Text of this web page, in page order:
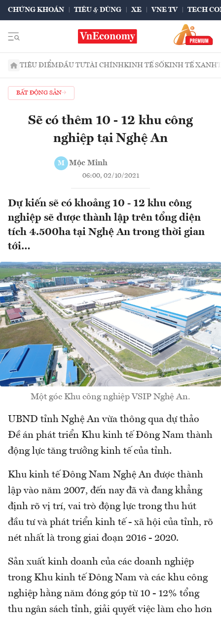
CHỨNG KHOÁN TIÊU & DÙNG XE VNE TV TECH
TIÊU ĐIỂMĐẦU TƯTÀI CHÍNHKINH TẾ SỐKINH TẾ XANH
BẤT ĐỘNG SẢN
Sẽ có thêm 10 - 12 khu công
nghiệp tại Nghệ An
M Mộc Minh
06:00, 02/10/2021
Dự kiến sẽ có khoảng 10 - 12 khu công
nghiệp sẽ được thành lập trên tổng diện
tích 4.500ha tại Nghệ An trong thời gian
tới…
Một góc Khu công nghiệp VSIP Nghệ An.
UBND tỉnh Nghệ An vừa thông qua dự thảo
Đề án phát triển Khu kinh tế Đông Nam thành
động lực tăng trưởng kinh tế của tỉnh.
Khu kinh tế Đông Nam Nghệ An được thành
lập vào năm 2007, đến nay đã và đang khẳng
định rõ vị trí, vai trò động lực trong thu hút
đầu tư và phát triển kinh tế - xã hội của tỉnh, rõ
nét nhất là trong giai đoạn 2016 - 2020.
Sản xuất kinh doanh của các doanh nghiệp
trong Khu kinh tế Đông Nam và các khu công
nghiệp hằng năm đóng góp từ 10 - 12% tổng
thu ngân sách tỉnh, giải quyết việc làm cho hơn